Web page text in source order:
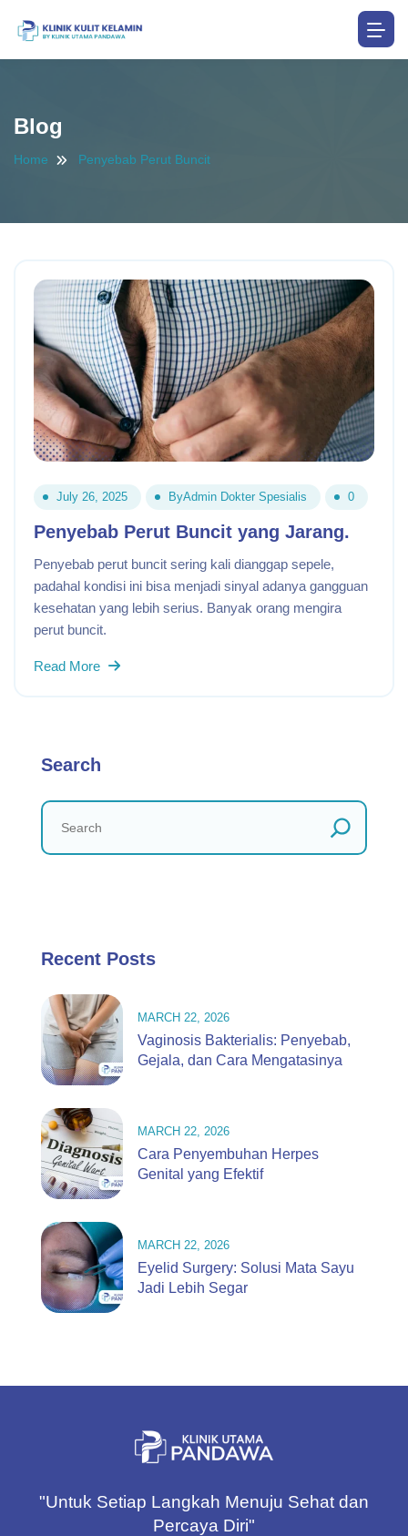
Blog
Home Penyebab Perut Buncit
July 26, 2025 ByAdmin Dokter Spesialis 0
Penyebab Perut Buncit yang Jarang.
Penyebab perut buncit sering kali dianggap sepele,
padahal kondisi ini bisa menjadi sinyal adanya gangguan
kesehatan yang lebih serius. Banyak orang mengira
perut buncit.
Read More
Search
Recent Posts
MARCH 22, 2026
Vaginosis Bakterialis: Penyebab,
Gejala, dan Cara Mengatasinya
MARCH 22, 2026
Cara Penyembuhan Herpes
Genital yang Efektif
MARCH 22, 2026
Eyelid Surgery: Solusi Mata Sayu
Jadi Lebih Segar
"Untuk Setiap Langkah Menuju Sehat dan
Percaya Diri"